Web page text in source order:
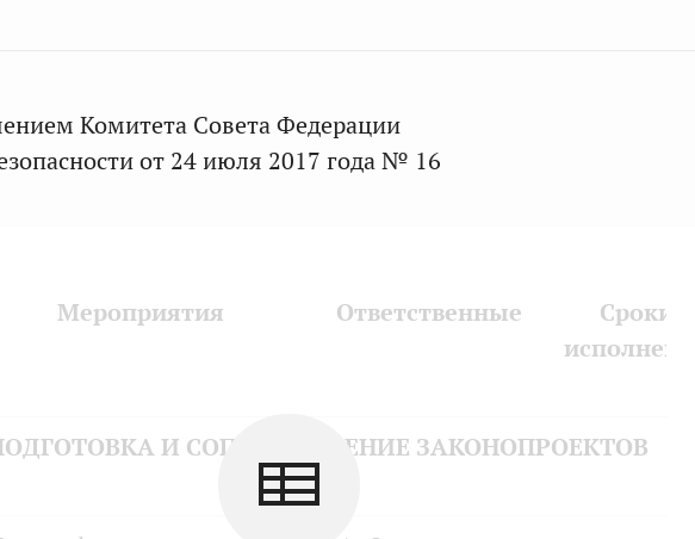
Комитета Совета Федерации
от 24 июля 2017 года № 16
Мероприятия Ответственные
Сроки
исполнения
И СОПРОВОЖДЕНИЕ ЗАКОНОПРОЕКТОВ